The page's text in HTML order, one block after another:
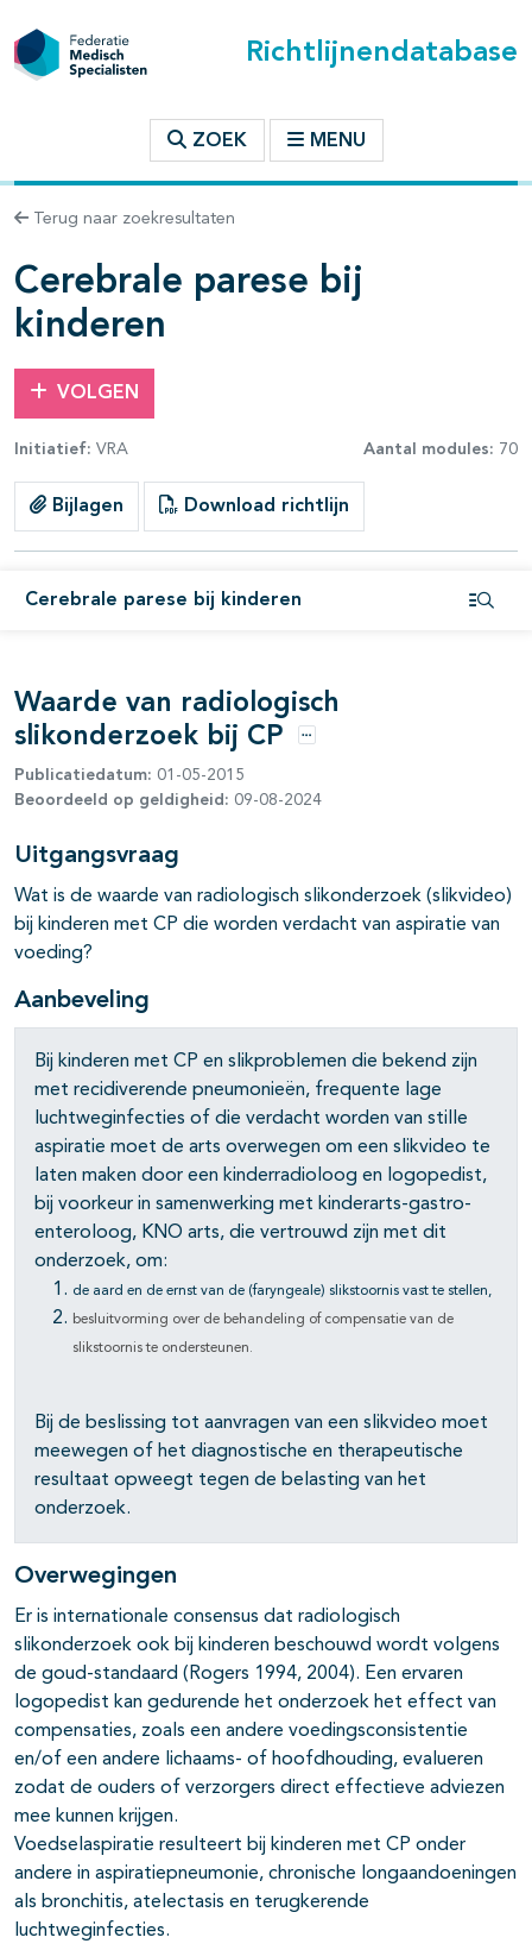
Richtlijnendatabase
ZOEK MENU
Terug naar zoekresultaten
Cerebrale parese bij
kinderen
VOLGEN
Initiatief: VRA Aantal modules: 70
Bijlagen Download richtlijn
Cerebrale parese bij kinderen
binnen deze richtlijn
open- en dichtklappen
open- en dichtklappen
open- en dichtklappen
open- en dichtklappen
open- en dichtklappen
open- en dichtklappen
open- en dichtklappen
Waarde van radiologisch
slikonderzoek bij CP
Opties
Publicatiedatum: 01-05-2015
Beoordeeld op geldigheid: 09-08-2024
Uitgangsvraag
Wat is de waarde van radiologisch slikonderzoek (slikvideo)
bij kinderen met CP die worden verdacht van aspiratie van
voeding?
Aanbeveling
Bij kinderen met CP en slikproblemen die bekend zijn
met recidiverende pneumonieën, frequente lage
luchtweginfecties of die verdacht worden van stille
aspiratie moet de arts overwegen om een slikvideo te
laten maken door een kinderradioloog en logopedist,
bij voorkeur in samenwerking met kinderarts-gastro-
enteroloog, KNO arts, die vertrouwd zijn met dit
onderzoek, om:
de aard en de ernst van de (faryngeale) slikstoornis vast te stellen,
besluitvorming over de behandeling of compensatie van de
slikstoornis te ondersteunen.
Bij de beslissing tot aanvragen van een slikvideo moet
meewegen of het diagnostische en therapeutische
resultaat opweegt tegen de belasting van het
onderzoek.
Overwegingen
Er is internationale consensus dat radiologisch
slikonderzoek ook bij kinderen beschouwd wordt volgens
de goud-standaard (Rogers 1994, 2004). Een ervaren
logopedist kan gedurende het onderzoek het effect van
compensaties, zoals een andere voedingsconsistentie
en/of een andere lichaams- of hoofdhouding, evalueren
zodat de ouders of verzorgers direct effectieve adviezen
mee kunnen krijgen.
Voedselaspiratie resulteert bij kinderen met CP onder
andere in aspiratiepneumonie, chronische longaandoeningen
als bronchitis, atelectasis en terugkerende
luchtweginfecties.